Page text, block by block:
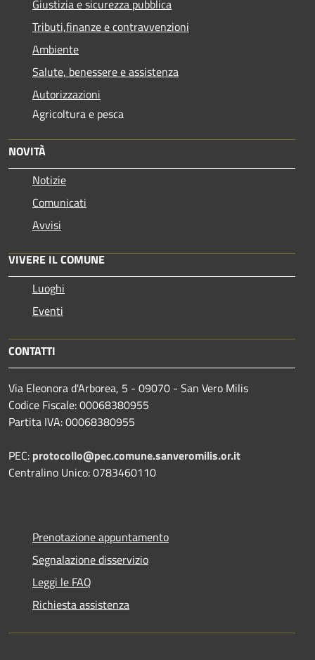
Giustizia e sicurezza pubblica
Tributi,finanze e contravvenzioni
Ambiente
Salute, benessere e assistenza
Autorizzazioni
Agricoltura e pesca
NOVITÀ
Notizie
Comunicati
Avvisi
VIVERE IL COMUNE
Luoghi
Eventi
CONTATTI
Via Eleonora d'Arborea, 5 - 09070 - San Vero Milis
Codice Fiscale: 00068380955
Partita IVA: 00068380955
PEC: protocollo@pec.comune.sanveromilis.or.it
Centralino Unico: 0783460110
Prenotazione appuntamento
Segnalazione disservizio
Leggi le FAQ
Richiesta assistenza